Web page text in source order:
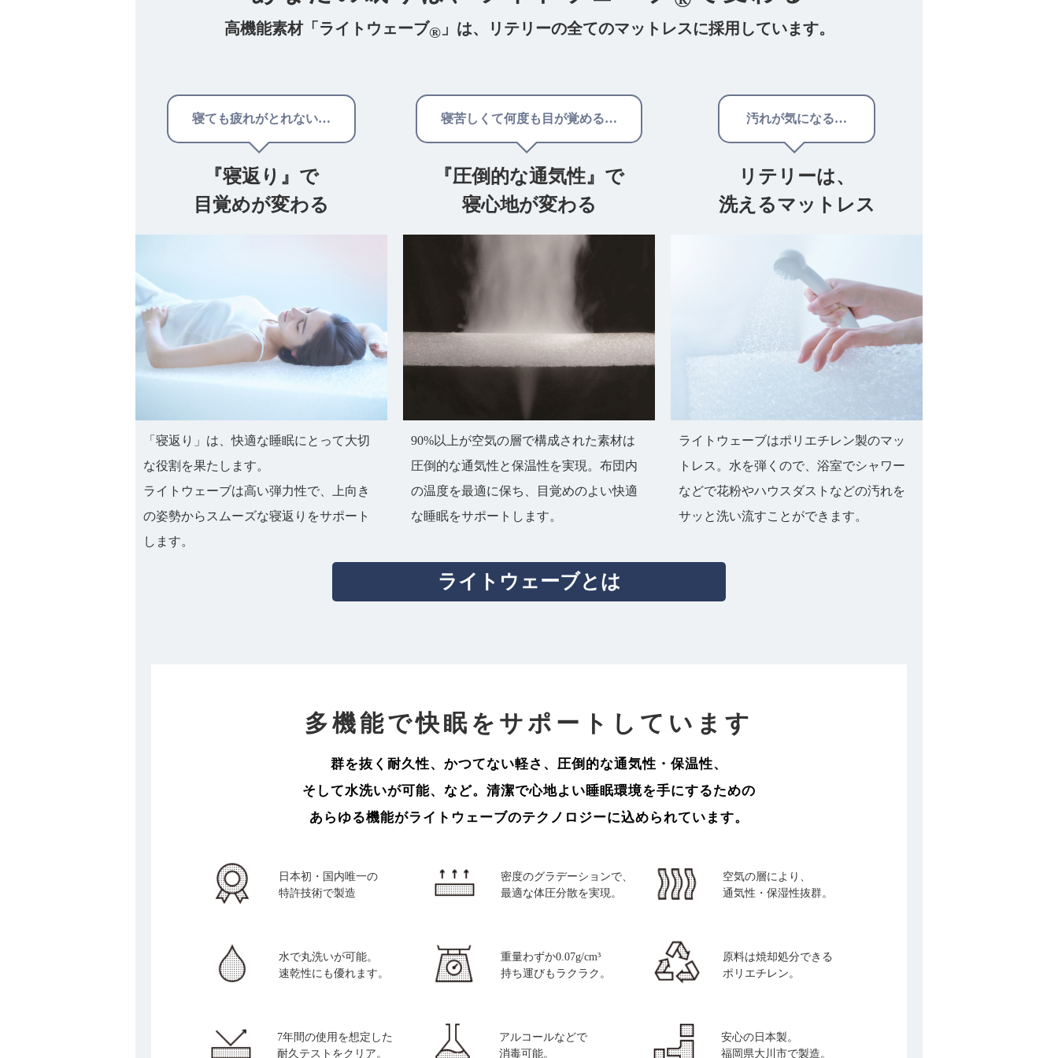
高機能素材「ライトウェーブ®」は、 リテリーの全てのマットレスに採用しています。
寝ても疲れがとれない…
『寝返り』で
目覚めが変わる
「寝返り」は、快適な睡眠にとって大切
な役割を果たします。
ライトウェーブは高い弾力性で、上向き
の姿勢からスムーズな寝返りをサポート
します。
寝苦しくて何度も目が覚める…
『圧倒的な通気性』で
寝心地が変わる
90%以上が空気の層で構成された素材は
圧倒的な通気性と保温性を実現。布団内
の温度を最適に保ち、目覚めのよい快適
な睡眠をサポートします。
汚れが気になる…
リテリーは、
洗えるマットレス
ライトウェーブはポリエチレン製のマッ
トレス。水を弾くので、浴室でシャワー
などで花粉やハウスダストなどの汚れを
サッと洗い流すことができます。
ライトウェーブとは
多機能で快眠をサポートしています
群を抜く耐久性、かつてない軽さ、圧倒的な通気性・保温性、
そして水洗いが可能、など。清潔で心地よい睡眠環境を手にするための
あらゆる機能がライトウェーブのテクノロジーに込められています。
日本初・国内唯一の
特許技術で製造
密度のグラデーションで、
最適な体圧分散を実現。
空気の層により、
通気性・保湿性抜群。
水で丸洗いが可能。
速乾性にも優れます。
重量わずか0.07g/cm³
持ち運びもラクラク。
原料は焼却処分できる
ポリエチレン。
7年間の使用を想定した
耐久テストをクリア。
アルコールなどで
消毒可能。
安心の日本製。
福岡県大川市で製造。